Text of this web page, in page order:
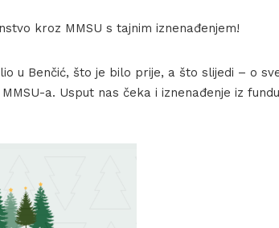
kroz MMSU s tajnim iznenađenjem!
u Benčić, što je bilo prije, a što slijedi – o
a. Usput nas čeka i iznenađenje iz